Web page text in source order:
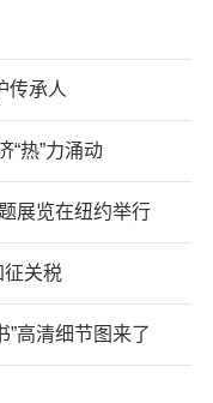
传承人
“热”力涌动
展览在纽约举行
关税
”高清细节图来了